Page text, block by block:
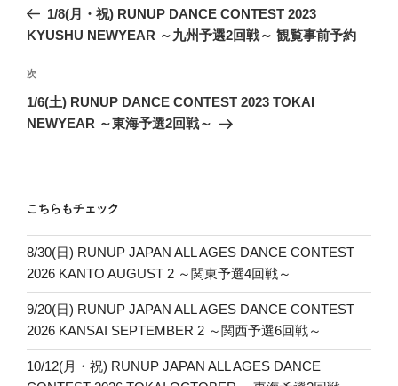
ナ
ゲ
ー
シ
の
投
1/8(月・祝) RUNUP DANCE CONTEST 2023
KYUSHU NEWYEAR ～九州予選2回戦～ 観覧事前予約
次
の
投
次
1/6(土) RUNUP DANCE CONTEST 2023 TOKAI
NEWYEAR ～東海予選2回戦～
こちらもチェック
8/30(日) RUNUP JAPAN ALL AGES DANCE CONTEST
2026 KANTO AUGUST 2 ～関東予選4回戦～
9/20(日) RUNUP JAPAN ALL AGES DANCE CONTEST
2026 KANSAI SEPTEMBER 2 ～関西予選6回戦～
10/12(月・祝) RUNUP JAPAN ALL AGES DANCE